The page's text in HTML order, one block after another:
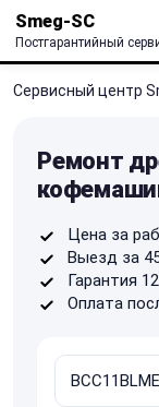
Smeg-SC
Постгарантийный
Сервисный центр
Ремонт
Цена за
Выезд за
Гарантия
Оплата